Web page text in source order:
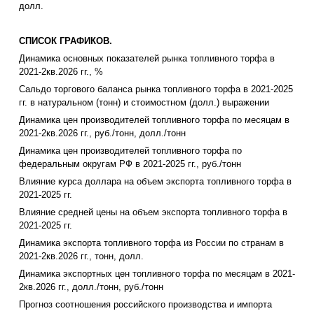
долл.
СПИСОК ГРАФИКОВ.
Динамика основных показателей рынка топливного торфа в
2021-2кв.2026 гг., %
Сальдо торгового баланса рынка топливного торфа в 2021-2025
гг. в натуральном (тонн) и стоимостном (долл.) выражении
Динамика цен производителей топливного торфа по месяцам в
2021-2кв.2026 гг., руб./тонн, долл./тонн
Динамика цен производителей топливного торфа по
федеральным округам РФ в 2021-2025 гг., руб./тонн
Влияние курса доллара на объем экспорта топливного торфа в
2021-2025 гг.
Влияние средней цены на объем экспорта топливного торфа в
2021-2025 гг.
Динамика экспорта топливного торфа из России по странам в
2021-2кв.2026 гг., тонн, долл.
Динамика экспортных цен топливного торфа по месяцам в 2021-
2кв.2026 гг., долл./тонн, руб./тонн
Прогноз соотношения российского производства и импорта